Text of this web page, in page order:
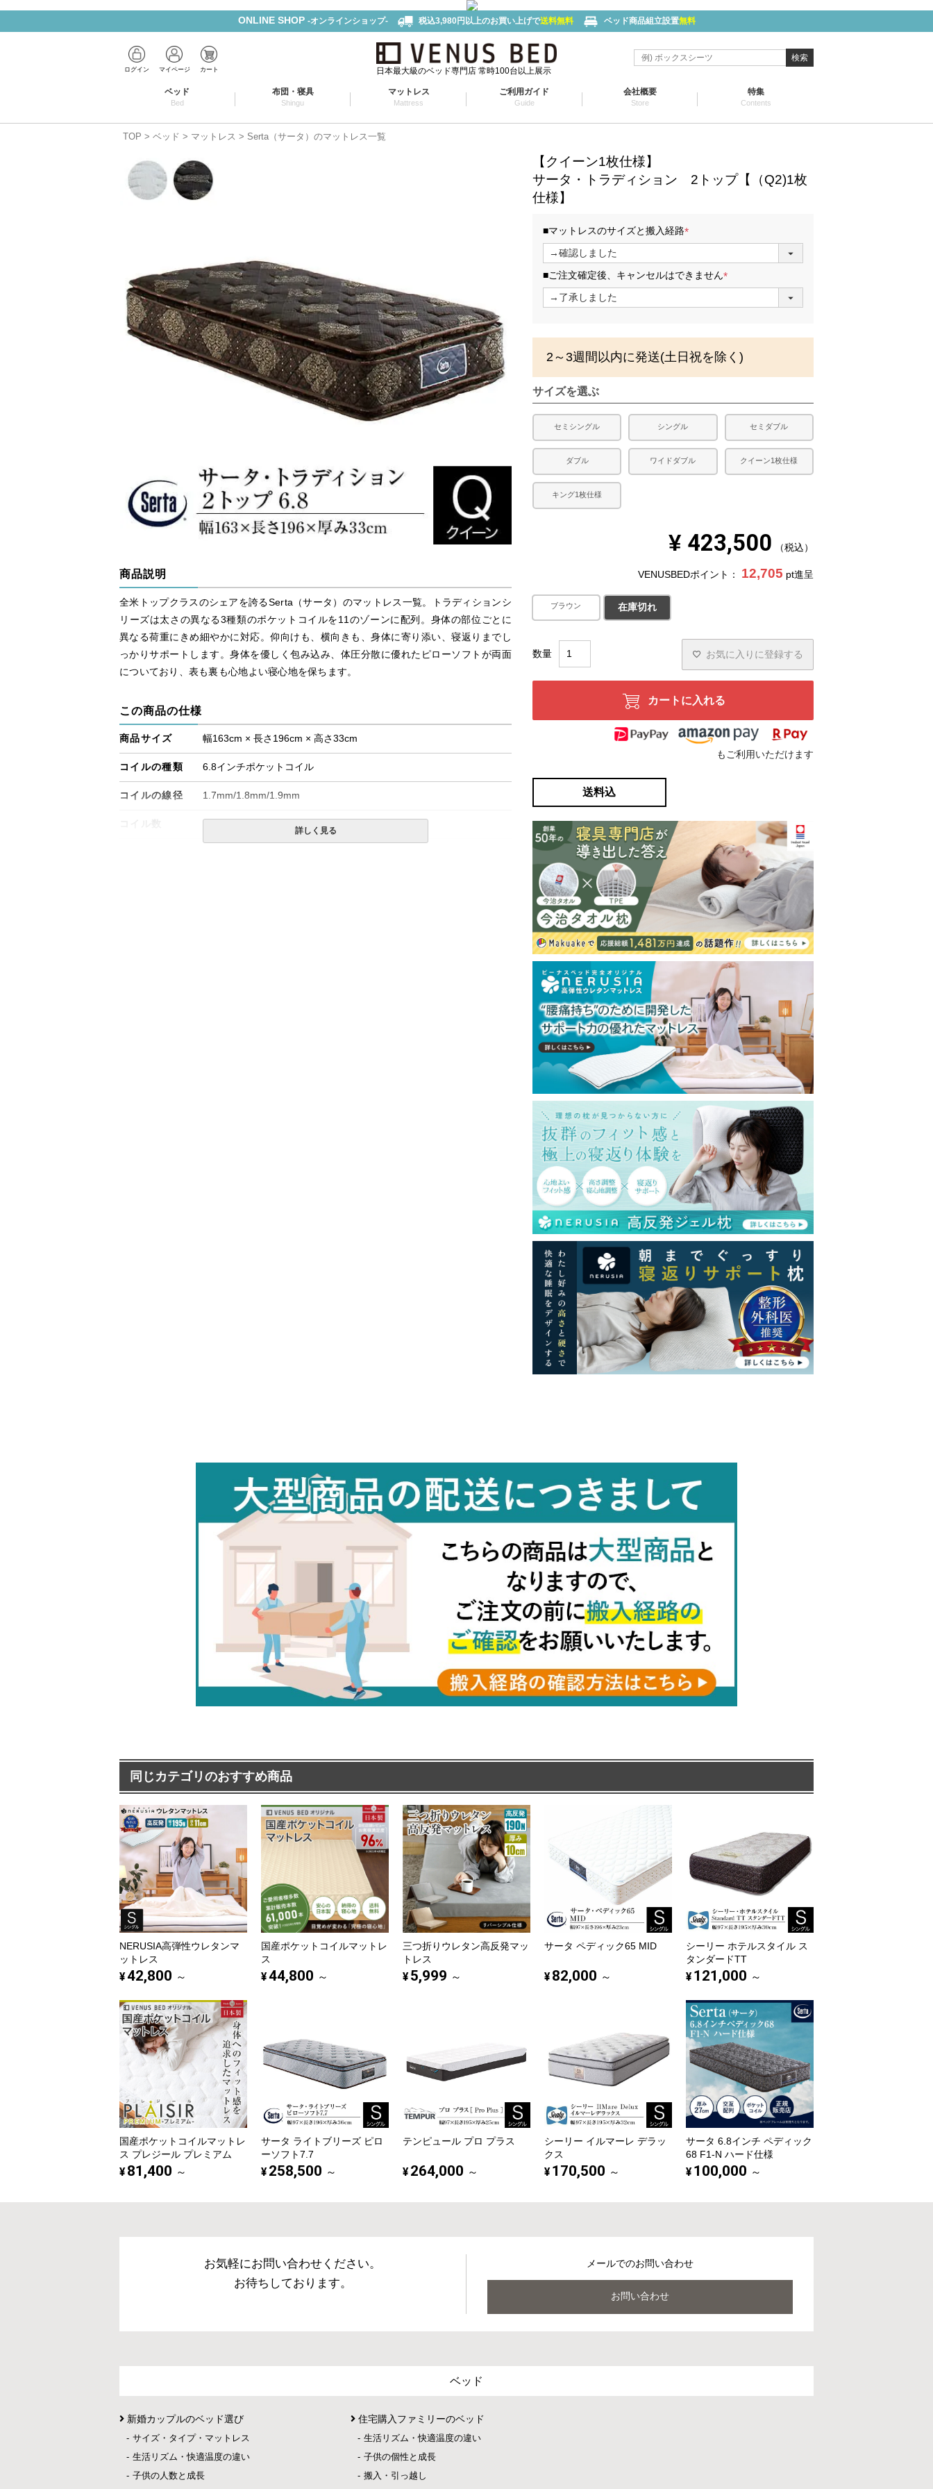
ONLINE SHOP -オンラインショップ- 税込3,980円以上のお買い上げで送料無料 ベッド商品組立設置無料
ログイン マイページ カート 日本最大級のベッド専門店 常時100台以上展示
検索
ベッド
Bed
布団・寝具
Shingu
マットレス
Mattress
ご利用ガイド
Guide
会社概要
Store
特集
Contents
TOP ベッド マットレス Serta（サータ）のマットレス一覧
商品説明
全米トップクラスのシェアを誇るSerta（サータ）のマットレス一覧。トラディションシ
リーズは太さの異なる3種類のポケットコイルを11のゾーンに配列。身体の部位ごとに
異なる荷重にきめ細やかに対応。仰向けも、横向きも、身体に寄り添い、寝返りまでし
っかりサポートします。身体を優しく包み込み、体圧分散に優れたピローソフトが両面
についており、表も裏も心地よい寝心地を保ちます。
この商品の仕様
商品サイズ 幅163cm × 長さ196cm × 高さ33cm
コイルの種類 6.8インチポケットコイル
コイルの線径 1.7mm/1.8mm/1.9mm
詳しく見る
【クイーン1枚仕様】
サータ・トラディション 2トップ【（Q2)1枚
仕様】
■マットレスのサイズと搬入経路
(
必
須
)
■ご注文確定後、キャンセルはできません
(
必
2～3週間以内に発送(土日祝を除く)
サイズを選ぶ
セミシングル シングル セミダブル
ダブル ワイドダブル クイーン1枚仕様
キング1枚仕様
¥ 423,500 税込
VENUSBEDポイント： 12,705 pt進呈
ブラウン ホワイト
在庫切れ
お気に入りに登録する
カートに入れる
もご利用いただけます
送料込
同じカテゴリのおすすめ商品
NERUSIA高弾性ウレタンマ
ットレス
¥42,800 ～
国産ポケットコイルマットレ
ス
¥44,800 ～
三つ折りウレタン高反発マッ
トレス
¥ 5,999 ～
サータ ペディック65 MID
¥ 82,000 ～
シーリー ホテルスタイル ス
タンダードTT
¥ 121,000 ～
国産ポケットコイルマットレ
ス プレジール プレミアム
¥ 81,400 ～
サータ ライトブリーズ ピロ
ーソフト7.7
¥ 258,500 ～
テンピュール プロ プラス
¥ 264,000 ～
シーリー イルマーレ デラッ
クス
¥ 170,500 ～
サータ 6.8インチ ペディック
68 F1-N ハード仕様
¥ 100,000 ～
お気軽にお問い合わせください。
お待ちしております。
メールでのお問い合わせ
お問い合わせ
ベッド
新婚カップルのベッド選び
サイズ・タイプ・マットレス
生活リズム・快適温度の違い
子供の人数と成長
住宅購入ファミリーのベッド
生活リズム・快適温度の違い
子供の個性と成長
搬入・引っ越し